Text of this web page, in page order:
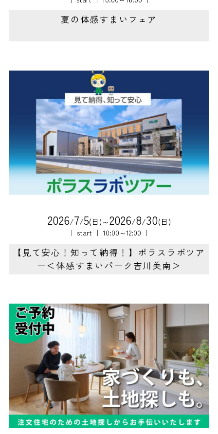
夏の体感すまいフェア
2026/7/5(日)～2026/8/30(日)
｜ start ｜ 10:00～12:00 ｜
【見て安心！知って納得！】ポラスラボツア
ー＜体感すまいパーク吉川美南＞